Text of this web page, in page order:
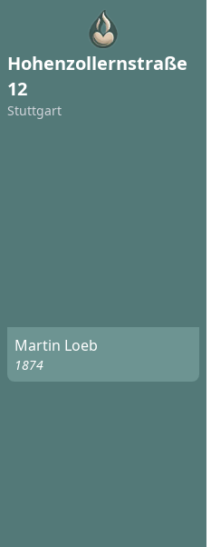
Hohenzollernstraße
12
Stuttgart
Martin Loeb
1874